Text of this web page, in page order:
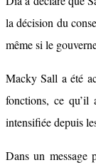
la décision du
même si le
Macky Sall a été
fonctions, ce qu’il
intensifiée depuis
Dans un message